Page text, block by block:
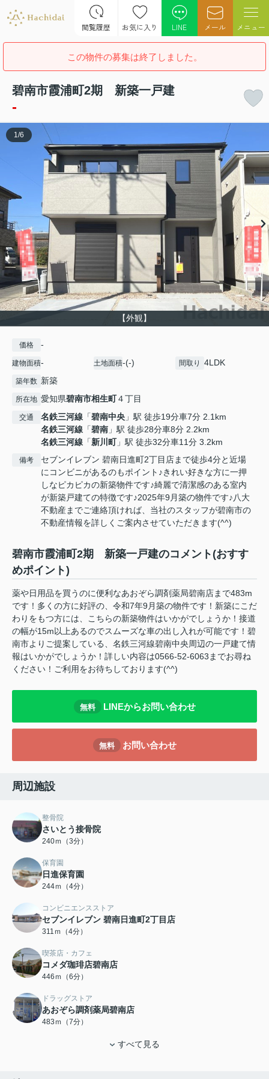
閲覧履歴 お気に入り LINE メール メニュー
この物件の募集は終了しました。
碧南市霞浦町2期 新築一戸建
-
【外観】
1 /6
価格 -
建物面積- 土地面積-(-) 間取り 4LDK
築年数 新築
所在地 愛知県碧南市相生町４丁目
交通 名鉄三河線 「碧南中央 」駅 徒歩19分車7分 2.1km
名鉄三河線 「碧南 」駅 徒歩28分車8分 2.2km
名鉄三河線 「新川町」駅 徒歩32分車11分 3.2km
備考
セブンイレブン 碧南日進町2丁目店まで徒歩4分と近場
にコンビニがあるのもポイント♪きれい好きな方に一押
しなピカピカの新築物件です♪綺麗で清潔感のある室内
が新築戸建ての特徴です♪2025年9月築の物件です♪八大
不動産までご連絡頂ければ、当社のスタッフが碧南市の
不動産情報を詳しくご案内させていただきます(^^)
碧南市霞浦町2期 新築一戸建のコメント(おすす
めポイント)
薬や日用品を買うのに便利なあおぞら調剤薬局碧南店まで483m
です！多くの方に好評の、令和7年9月築の物件です！新築にこだ
わりをもつ方には、こちらの新築物件はいかがでしょうか！接道
の幅が15m以上あるのでスムーズな車の出し入れが可能です！碧
南市よりご提案している、名鉄三河線碧南中央周辺の一戸建て情
報はいかがでしょうか！詳しい内容は0566-52-6063までお尋ね
ください！ご利用をお待ちしております(^^)
無料 LINEからお問い合わせ
無料 お問い合わせ
周辺施設
整骨院
さいとう接骨院
240ｍ（3分）
保育園
日進保育園
244ｍ（4分）
コンビニエンスストア
セブンイレブン 碧南日進町2丁目店
311ｍ（4分）
喫茶店・カフェ
コメダ珈琲店碧南店
446ｍ（6分）
ドラッグストア
あおぞら調剤薬局碧南店
483ｍ（7分）
すべて見る